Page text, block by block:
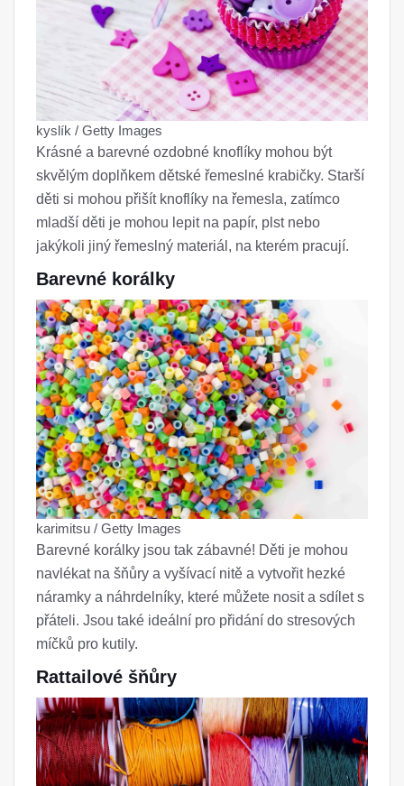
kyslík / Getty Images
Krásné a barevné ozdobné knoflíky mohou být
skvělým doplňkem dětské řemeslné krabičky. Starší
děti si mohou přišít knoflíky na řemesla, zatímco
mladší děti je mohou lepit na papír, plst nebo
jakýkoli jiný řemeslný materiál, na kterém pracují.
Barevné korálky
karimitsu / Getty Images
Barevné korálky jsou tak zábavné! Děti je mohou
navlékat na šňůry a vyšívací nitě a vytvořit hezké
náramky a náhrdelníky, které můžete nosit a sdílet s
přáteli. Jsou také ideální pro přidání do stresových
míčků pro kutily.
Rattailové šňůry